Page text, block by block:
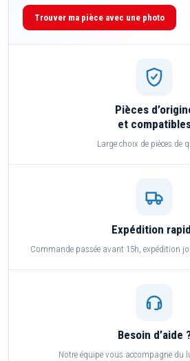
Trouver ma pièce avec une photo
Pièces
et
Large choix de pièces de
Expédition
Commande passée avant 15h, expédition
Besoin d’aide
Notre équipe vous accompagne du